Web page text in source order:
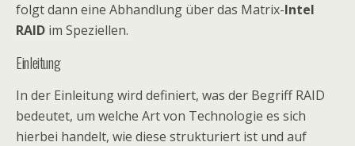
folgt dann eine Abhandlung über das Matrix-Intel
RAID im Speziellen.
Einleitung
In der Einleitung wird definiert, was der Begriff RAID
bedeutet, um welche Art von Technologie es sich
hierbei handelt, wie diese strukturiert ist und auf